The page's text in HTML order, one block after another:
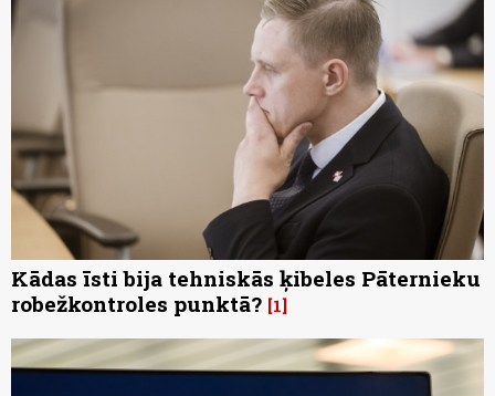
Kādas īsti bija tehniskās ķibeles Pāternieku
robežkontroles punktā? 1